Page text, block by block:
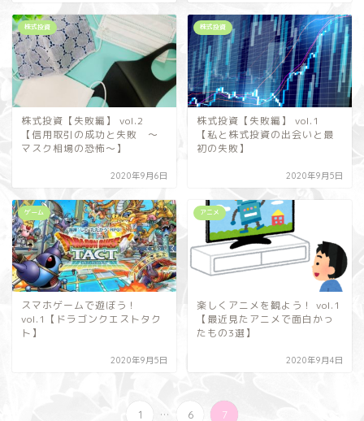
株式投資
株式投資【失敗編】 vol.2
【信用取引の成功と失敗 ～
マスク相場の恐怖～】
2020年9月6日
株式投資
株式投資【失敗編】 vol.1
【私と株式投資の出会いと最
初の失敗】
2020年9月5日
ゲーム
スマホゲームで遊ぼう！
vol.1【ドラゴンクエストタク
ト】
2020年9月5日
アニメ
楽しくアニメを観よう！ vol.1
【最近見たアニメで面白かっ
たもの3選】
2020年9月4日
1 ... 6 7